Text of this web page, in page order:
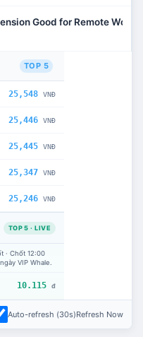
Good for Remote Work?
TOP 5
25,548 VNĐ
25,446 VNĐ
25,445 VNĐ
25,347 VNĐ
25,246 VNĐ
TOP 5 · LIVE
· Chốt 12:00
VIP Whale.
10.115 đ
Auto-refresh (30s)Refresh Now